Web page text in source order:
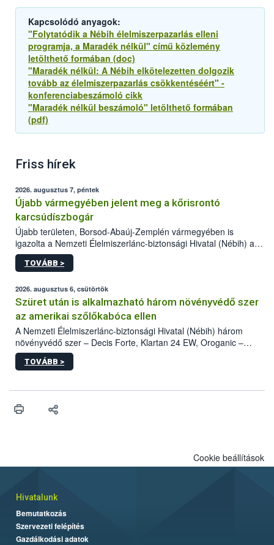
Kapcsolódó anyagok:
"Folytatódik a Nébih élelmiszerpazarlás elleni
programja, a Maradék nélkül" című közlemény
letölthető formában (doc)
"Maradék nélkül: A Nébih elkötelezetten dolgozik
tovább az élelmiszerpazarlás csökkentéséért" -
konferenciabeszámoló cikk
"Maradék nélkül beszámoló" letölthető formában
(pdf)
Friss hírek
2026. augusztus 7, péntek
Újabb vármegyében jelent meg a kőrisrontó
karcsúdíszbogár
Újabb területen, Borsod-Abaúj-Zemplén vármegyében is
igazolta a Nemzeti Élelmiszerlánc-biztonsági Hivatal (Nébih) a
kőrisrontó karcsúdíszbogár (Agrilus planipennis) jelenlétét. A
kártevőt nem csak színcsapdában találták meg, de már fertőzött
az intenzív felderítést, emellett az intézkedéseket a szlovák
hatósággal is összehangolják a terjedés megállítása érdekében.
TOVÁBB >
2026. augusztus 6, csütörtök
Szüret után is alkalmazható három növényvédő szer
az amerikai szőlőkabóca ellen
A Nemzeti Élelmiszerlánc-biztonsági Hivatal (Nébih) három
növényvédő szer – Decis Forte, Klartan 24 EW, Oroganic –
engedélyokiratát módosította, így azok a szüretet követően,
egészen a vesszőérettség (BBCH 91) stádiumáig
érésű szőlőkben is legyen lehetőség a károsító elleni további
felhasználók számára is elérhető és ökológiai termesztésben is
TOVÁBB >
Cookie beállítások
Hivatalunk
Bemutatkozás
Szervezeti felépítés
Gazdálkodási adatok